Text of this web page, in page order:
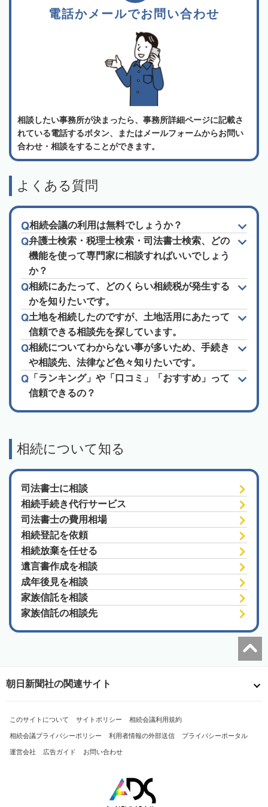
電話かメールでお問い合わせ
相談したい事務所が決まったら、事務所詳細ページに記載さ
れている電話するボタン、またはメールフォームからお問い
合わせ・相談をすることができます。
よくある質問
相続会議の利用は無料でしょうか？
弁護士検索・税理士検索・司法書士検索、どの
機能を使って専門家に相談すればいいでしょう
か？
相続にあたって、どのくらい相続税が発生する
かを知りたいです。
土地を相続したのですが、土地活用にあたって
信頼できる相談先を探しています。
相続についてわからない事が多いため、手続き
や相談先、法律など色々知りたいです。
「ランキング」や「口コミ」「おすすめ」って
信頼できるの？
相続について知る
司法書士に相談
相続手続き代行サービス
司法書士の費用相場
相続登記を依頼
相続放棄を任せる
遺言書作成を相談
成年後見を相談
家族信託を相談
家族信託の相談先
朝日新聞社の関連サイト
このサイトについて サイトポリシー 相続会議利用規約
相続会議プライバシーポリシー 利用者情報の外部送信 プライバシーポータル
運営会社 広告ガイド お問い合わせ